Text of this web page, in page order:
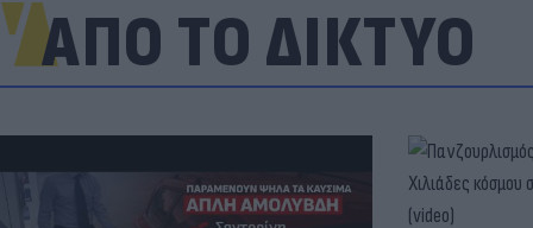
ΑΠΟ ΤΟ ΔΙΚΤΥΟ